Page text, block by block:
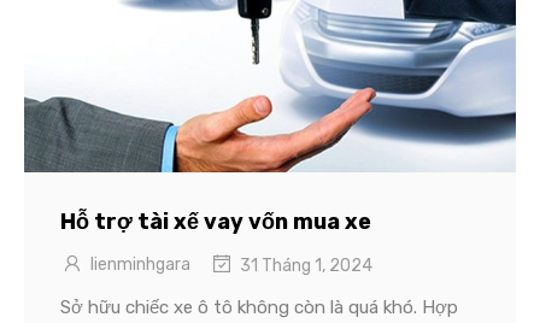
Hỗ trợ tài xế vay vốn mua xe
lienminhgara 31 Tháng 1, 2024
Sở hữu chiếc xe ô tô không còn là quá khó. Hợp